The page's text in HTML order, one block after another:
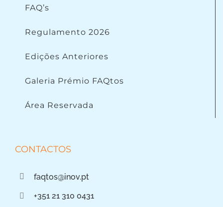
FAQ’s
Regulamento 2026
Edições Anteriores
Galeria Prémio FAQtos
Área Reservada
CONTACTOS
faqtos@inov.pt
+351 21 310 0431